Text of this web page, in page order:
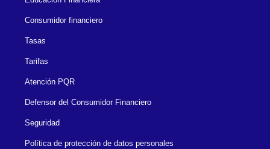
Consumidor financiero
Tasas
Tarifas
Atención PQR
Defensor del Consumidor Financiero
Seguridad
Política de protección de datos personales